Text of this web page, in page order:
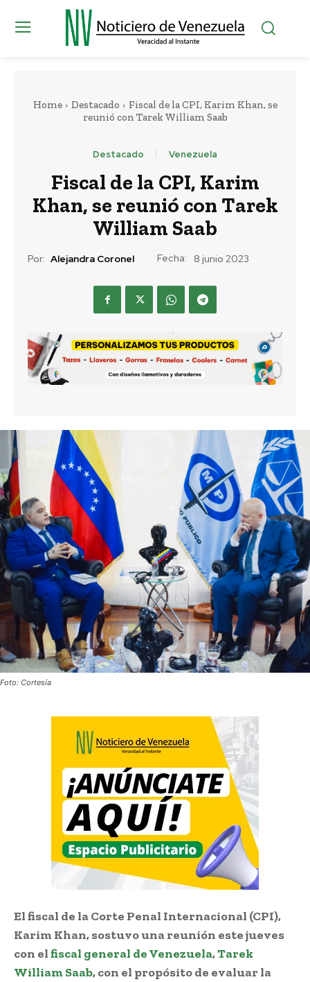
Home Destacado
Fiscal de la CPI, Karim Khan, se
reunió con Tarek William Saab
Destacado Venezuela
Fiscal de la CPI, Karim
Khan, se reunió con Tarek
William Saab
Por: Alejandra Coronel Fecha: 8 junio 2023
Foto: Cortesía
El fiscal de la Corte Penal Internacional (CPI),
Karim Khan, sostuvo una reunión este jueves
con elfiscal general de Venezuela,Tarek
William Saab, con el propósito de evaluar la